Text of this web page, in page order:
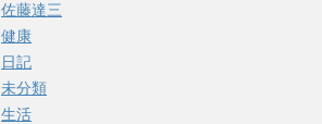
佐藤達三
健康
日記
未分類
生活